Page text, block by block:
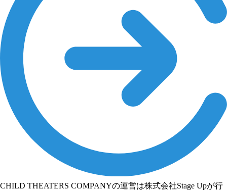
CHILD THEATERS COMPANYの運営は株式会社Stage Upが行